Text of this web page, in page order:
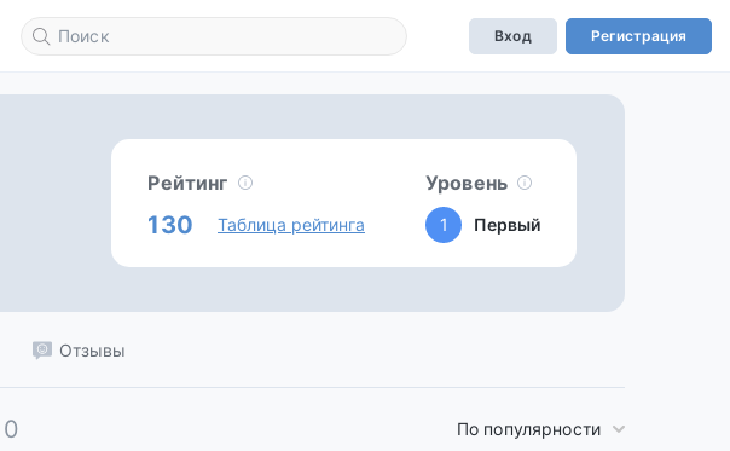
Вход Регистрация
Рейтинг
130 Таблица рейтинга
Уровень
1 Первый
Отзывы
0 По популярности